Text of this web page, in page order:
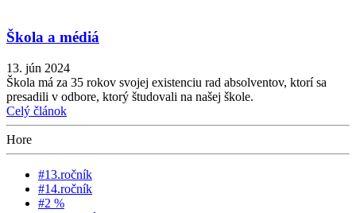
Škola a médiá
13. jún 2024
Škola má za 35 rokov svojej existenciu rad absolventov, ktorí sa
presadili v odbore, ktorý študovali na našej škole.
Celý článok
Hore
#13.ročník
#14.ročník
#2 %